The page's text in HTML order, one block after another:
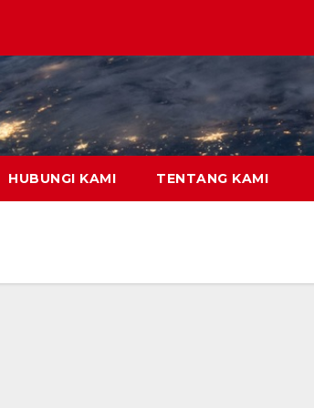
HUBUNGI KAMI TENTANG KAMI